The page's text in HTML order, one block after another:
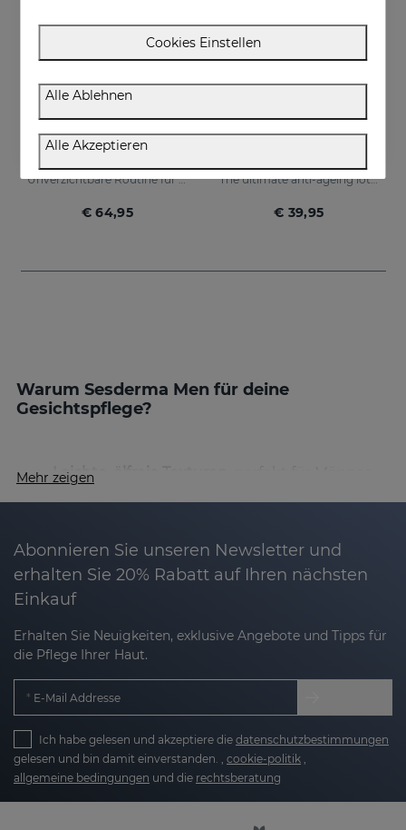
Unverzichtbare Routine für Männer
€ 64,95
The ultimate anti-ageing lotion for men's skin. With retinol and hyaluronic acid
€ 39,95
Warum Sesderma Men für deine
Gesichtspflege?
Leichte, ölfreie Texturen
Reduktion von Müdigkeitsanzeichen und
vorzeitiger Hautalterung.
Rasur.
Schutz vor Umweltverschmutzung und
oxidativem Stress.
DieNanotech-Technologievon Sesderma kapselt
Wirkstoffe in Liposomen, wodurch sie tiefer in die
Haut eindringen und maximale Wirksamkeit bei
Mehr zeigen
Abonnieren Sie unseren Newsletter und
erhalten Sie 20% Rabatt auf Ihren nächsten
Einkauf
Erhalten Sie Neuigkeiten, exklusive Angebote und Tipps für
die Pflege Ihrer Haut.
E-Mail Addresse
Ich habe gelesen und akzeptiere die datenschutzbestimmungen
gelesen und bin damit einverstanden. , cookie-politik ,
allgemeine bedingungen und die rechtsberatung
Cookies Einstellen
Alle Ablehnen
Alle Akzeptieren